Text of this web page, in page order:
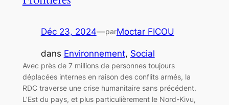
Déc 23, 2024—parMoctar FICOU
dans Environnement, Social
Avec près de 7 millions de personnes toujours
déplacées internes en raison des conflits armés, la
RDC traverse une crise humanitaire sans précédent.
L’Est du pays, et plus particulièrement le Nord-Kivu,